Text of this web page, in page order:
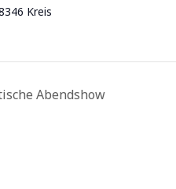
Kreis
Abendshow